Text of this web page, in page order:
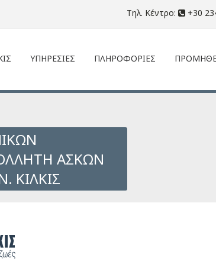
Τηλ. Κέντρο: +30
ΥΠΗΡΕΣΙΕΣ ΠΛΗΡΟΦΟΡΙΕΣ
ΑΣΚΩΝ
ΚΙΛΚΙΣ